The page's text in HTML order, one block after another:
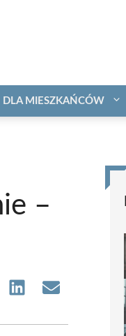
DLA MIESZKAŃCÓW
–
Share Share